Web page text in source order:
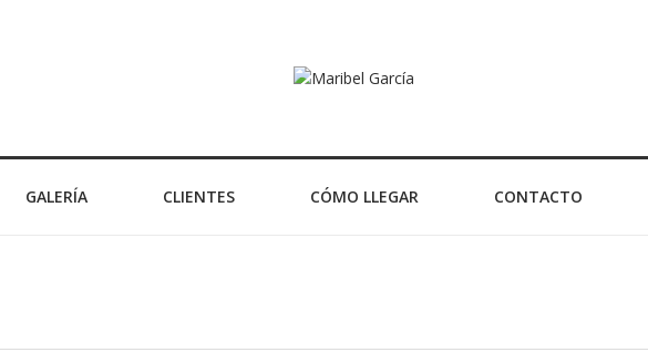
GALERÍA CLIENTES CÓMO LLEGAR CONTACTO